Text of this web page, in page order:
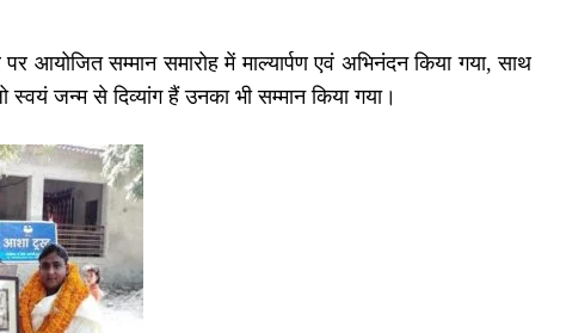
सम्मान समारोह में माल्यार्पण एवं अभिनंदन किया गया, साथ
स्वयं जन्म से दिव्यांग हैं उनका भी सम्मान किया गया।